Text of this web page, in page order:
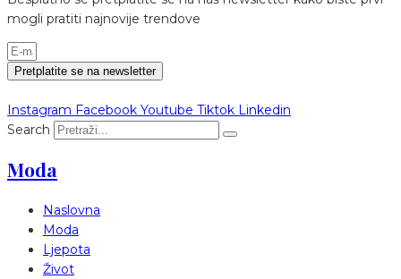
mogli pratiti najnovije trendove
Pretplatite se na newsletter
Instagram Facebook Youtube Tiktok Linkedin
Search
Moda
Naslovna
Moda
Ljepota
Život